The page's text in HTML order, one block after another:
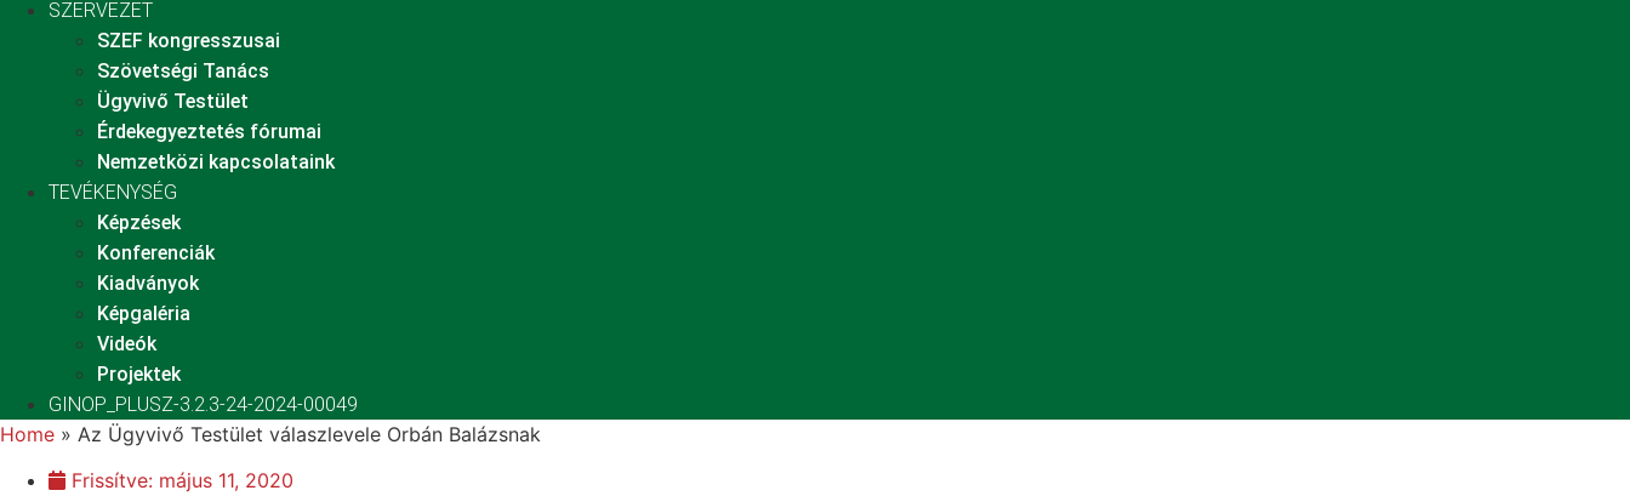
SZERVEZET
SZEF kongresszusai
Szövetségi Tanács
Ügyvivő Testület
Érdekegyeztetés fórumai
Nemzetközi kapcsolataink
TEVÉKENYSÉG
Képzések
Konferenciák
Kiadványok
Képgaléria
Videók
Projektek
GINOP_PLUSZ-3.2.3-24-2024-00049
Home » Az Ügyvivő Testület válaszlevele Orbán Balázsnak
Frissítve: május 11, 2020